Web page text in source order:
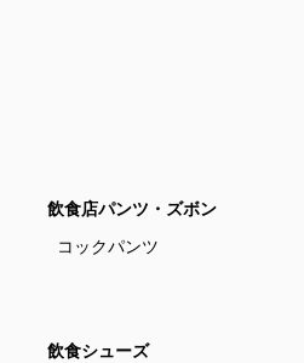
飲食店パンツ・ズボン
コックパンツ
飲食シューズ